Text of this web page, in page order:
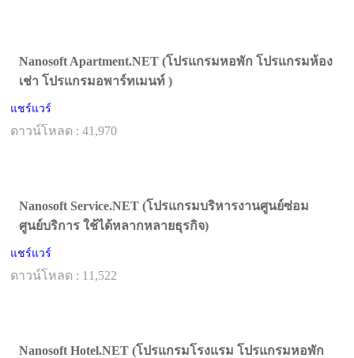
Nanosoft Apartment.NET (โปรแกรมหอพัก โปรแกรมห้อง
เช่า โปรแกรมอพาร์ทเมนท์ )
แชร์แวร์
ดาวน์โหลด : 41,970
Nanosoft Service.NET (โปรแกรมบริหารงานศูนย์ซ่อม
ศูนย์บริการ ใช้ได้หลากหลายธุรกิจ)
แชร์แวร์
ดาวน์โหลด : 11,522
Nanosoft Hotel.NET (โปรแกรมโรงแรม โปรแกรมหอพัก